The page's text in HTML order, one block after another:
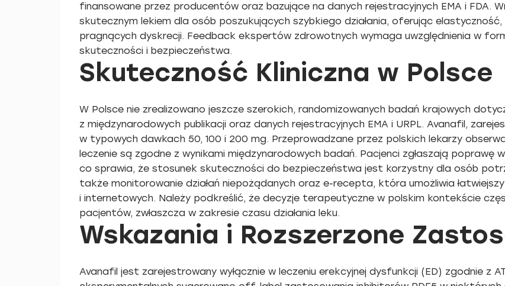
finansowane przez producentów oraz bazujące na danych rejestracyjnych EMA i FDA.
skutecznym lekiem dla osób poszukujących szybkiego działania, oferując
pragnących dyskrecji. Feedback ekspertów zdrowotnych wymaga uwzględnienia w
skuteczności i bezpieczeństwa.
Skuteczność Kliniczna w Polsce
W Polsce nie zrealizowano jeszcze szerokich, randomizowanych badań krajowych
z międzynarodowych publikacji oraz danych rejestracyjnych EMA i URPL. Avanafil,
w typowych dawkach 50, 100 i 200 mg. Przeprowadzane przez polskich lekarzy
leczenie są zgodne z wynikami międzynarodowych badań. Pacjenci zgłaszają poprawę
co sprawia, że stosunek skuteczności do bezpieczeństwa jest korzystny dla osób
także monitorowanie działań niepożądanych oraz e-recepta, która umożliwia
i internetowych. Należy podkreślić, że decyzje terapeutyczne w polskim kontekście
pacjentów, zwłaszcza w zakresie czasu działania leku.
Wskazania i Rozszerzone
Avanafil jest zarejestrowany wyłącznie w leczeniu erekcyjnej dysfunkcji (ED) zgodnie z